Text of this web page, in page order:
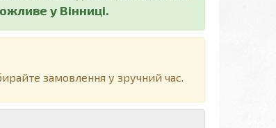
у Вінниці.
замовлення у зручний час.